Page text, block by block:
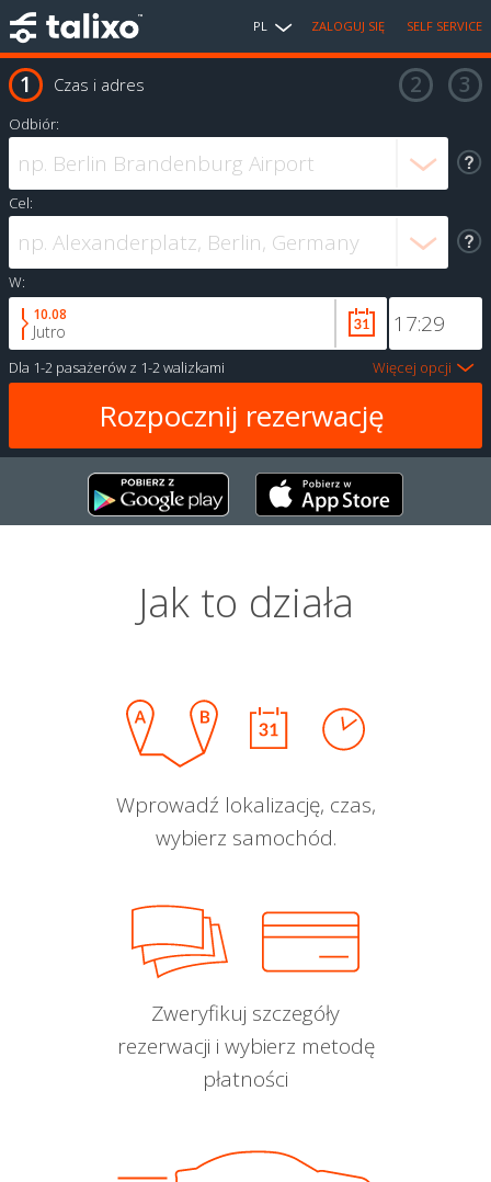
PL ZALOGUJ SIĘ SELF SERVICE
Czas i adres
Odbiór:
Cel:
W:
10.08
Jutro
Dla 1-2 pasażerów z 1-2 walizkami Więcej opcji
Jak to działa
Wprowadź lokalizację, czas,
wybierz samochód.
Zweryfikuj szczegóły
rezerwacji i wybierz metodę
płatności